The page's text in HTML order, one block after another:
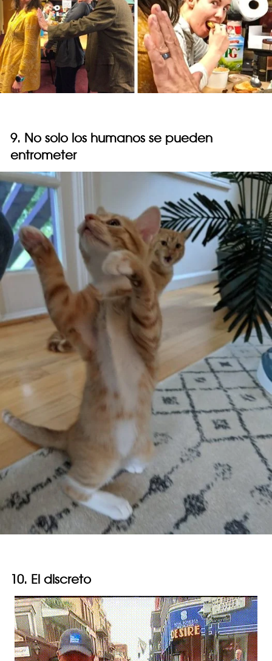
9. No solo los humanos se pueden
entrometer
10. El discreto